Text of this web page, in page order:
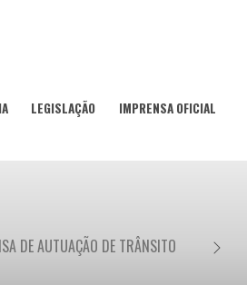
LEGISLAÇÃO IMPRENSA OFICIAL
DE AUTUAÇÃO DE TRÂNSITO